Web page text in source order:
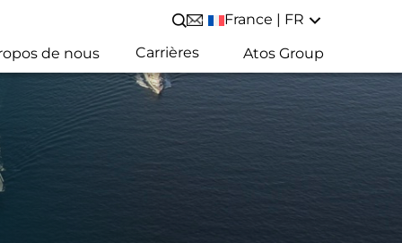
Lancer/Fermer une recherche
France | FR
de nous Carrières Atos Group